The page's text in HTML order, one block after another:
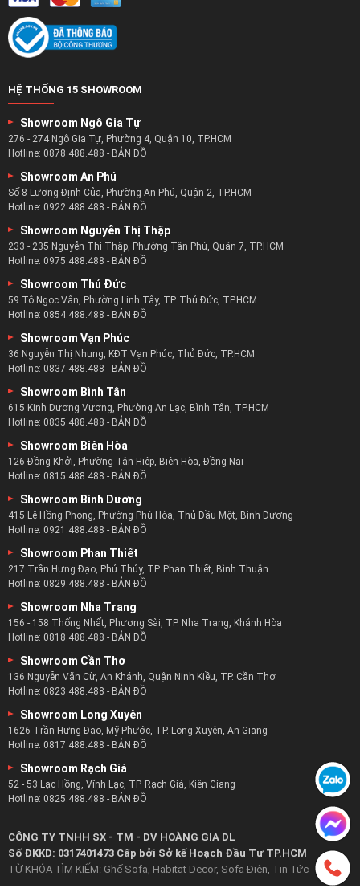
HỆ THỐNG 15 SHOWROOM
Showroom Ngô Gia Tự
276 - 274 Ngô Gia Tự, Phường 4, Quận 10, TP.HCM
Hotline: 0878.488.488 - BẢN ĐỒ
Showroom An Phú
Số 8 Lương Định Của, Phường An Phú, Quận 2, TP.HCM
Hotline: 0922.488.488 - BẢN ĐỒ
Showroom Nguyễn Thị Thập
233 - 235 Nguyễn Thị Thập, Phường Tân Phú, Quận 7, TP.HCM
Hotline: 0975.488.488 - BẢN ĐỒ
Showroom Thủ Đức
59 Tô Ngọc Vân, Phường Linh Tây, TP. Thủ Đức, TP.HCM
Hotline: 0854.488.488 - BẢN ĐỒ
Showroom Vạn Phúc
36 Nguyễn Thị Nhung, KĐT Vạn Phúc, Thủ Đức, TP.HCM
Hotline: 0837.488.488 - BẢN ĐỒ
Showroom Bình Tân
615 Kinh Dương Vương, Phường An Lạc, Bình Tân, TP.HCM
Hotline: 0835.488.488 - BẢN ĐỒ
Showroom Biên Hòa
126 Đồng Khởi, Phường Tân Hiệp, Biên Hòa, Đồng Nai
Hotline: 0815.488.488 - BẢN ĐỒ
Showroom Bình Dương
415 Lê Hồng Phong, Phường Phú Hòa, Thủ Dầu Một, Bình Dương
Hotline: 0921.488.488 - BẢN ĐỒ
Showroom Phan Thiết
217 Trần Hưng Đạo, Phú Thủy, TP. Phan Thiết, Bình Thuận
Hotline: 0829.488.488 - BẢN ĐỒ
Showroom Nha Trang
156 - 158 Thống Nhất, Phương Sài, TP. Nha Trang, Khánh Hòa
Hotline: 0818.488.488 - BẢN ĐỒ
Showroom Cần Thơ
136 Nguyễn Văn Cừ, An Khánh, Quận Ninh Kiều, TP. Cần Thơ
Hotline: 0823.488.488 - BẢN ĐỒ
Showroom Long Xuyên
1626 Trần Hưng Đạo, Mỹ Phước, TP. Long Xuyên, An Giang
Hotline: 0817.488.488 - BẢN ĐỒ
Showroom Rạch Giá
52 - 53 Lạc Hồng, Vĩnh Lạc, TP. Rạch Giá, Kiên Giang
Hotline: 0825.488.488 - BẢN ĐỒ
CÔNG TY TNHH SX - TM - DV HOÀNG GIA DL
Số ĐKKD: 0317401473 Cấp bởi Sở kế Hoạch Đầu Tư TP.HCM
TỪ KHÓA TÌM KIẾM: Ghế Sofa Habitat Decor, Sofa Điện Tin Tức